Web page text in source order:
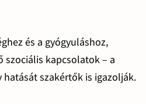
és a gyógyuláshoz,
szociális kapcsolatok – a
szakértők is igazolják.